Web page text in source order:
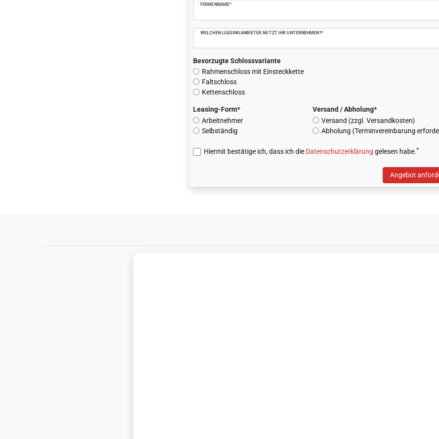
FIRMENNAME*
WELCHEN LEASINGANBIETER NUTZT IHR UNTERNEHMEN?*
Bevorzugte Schlossvariante
Rahmenschloss mit Einsteckkette
Faltschloss
Kettenschloss
Leasing-Form*
Arbeitnehmer
Selbständig
Versand / Abholung*
Versand (zzgl. Versandkosten)
Abholung (Terminvereinbarung
Hiermit bestätige ich, dass ich die Daten­schutz­erklärung gelesen habe.*
Angebot